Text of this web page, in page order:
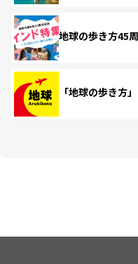
地球の歩き方45
「地球の歩き方